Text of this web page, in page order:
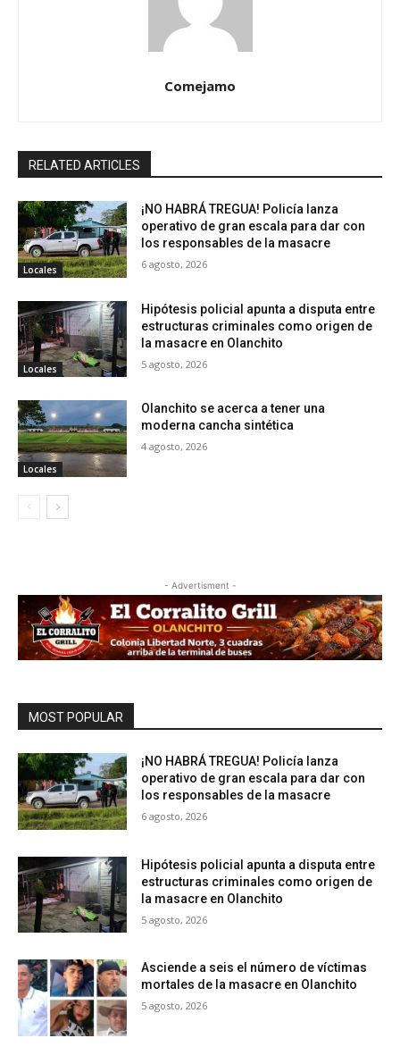
Comejamo
RELATED ARTICLES
Locales
¡NO HABRÁ TREGUA! Policía lanza
operativo de gran escala para dar con
los responsables de la masacre
6 agosto, 2026
Locales
Hipótesis policial apunta a disputa entre
estructuras criminales como origen de
la masacre en Olanchito
5 agosto, 2026
Locales
Olanchito se acerca a tener una
moderna cancha sintética
4 agosto, 2026
- Advertisment -
MOST POPULAR
¡NO HABRÁ TREGUA! Policía lanza
operativo de gran escala para dar con
los responsables de la masacre
6 agosto, 2026
Hipótesis policial apunta a disputa entre
estructuras criminales como origen de
la masacre en Olanchito
5 agosto, 2026
Asciende a seis el número de víctimas
mortales de la masacre en Olanchito
5 agosto, 2026